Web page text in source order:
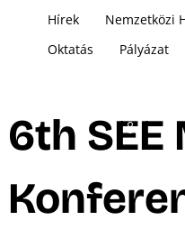
Hírek
Nemzetközi
Oktatás
Pályázat
6th SEE